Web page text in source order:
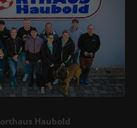
Haubold